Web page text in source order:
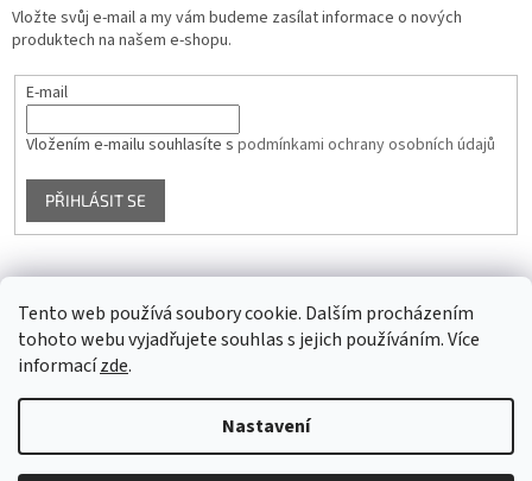
Tento web používá soubory cookie. Dalším procházením
tohoto webu vyjadřujete souhlas s jejich používáním. Více
informacízde.
Nastavení
Vložte svůj e-mail a my vám budeme zasílat informace o nových
produktech na našem e-shopu.
E-mail
Vložením e-mailu souhlasíte s podmínkami ochrany osobních údajů
PŘIHLÁSIT SE
Facebook